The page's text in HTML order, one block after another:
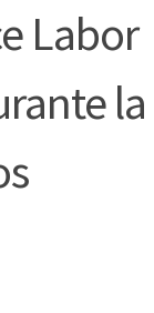
Labor
la